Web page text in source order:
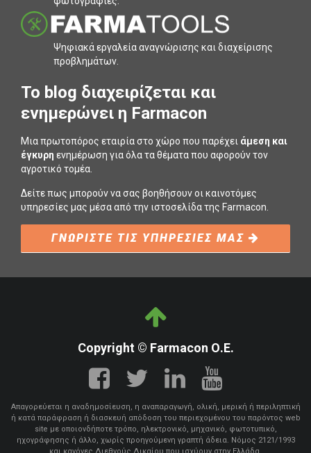
Ψηφιακά εργαλεία αναγνώρισης και διαχείρισης
προβληµάτων.
To blog διαχειρίζεται και
ενημερώνει η Farmacon
Μια πρωτοπόρος εταιρία στο χώρο που παρέχει άμεση και
έγκυρη ενημέρωση για όλα τα θέματα που αφορούν τον
αγροτικό τομέα.
Δείτε πως μπορούν να σας βοηθήσουν οι καινοτόμες
υπηρεσίες μας μέσα από την ιστοσελίδα της Farmacon.
ΓΝΩΡΙΣΤΕ ΤΙΣ ΥΠΗΡΕΣΙΕΣ ΜΑΣ
Copyright © Farmacon Ο.Ε.
Απαγορεύεται η αναδημοσίευση, η αναπαραγωγή, ολική, μερική ή περιληπτική
ή κατά παράφραση ή διασκευή απόδοση του περιεχομένου του παρόντος web
site με οποιονδήποτε τρόπο, ηλεκτρονικό, μηχανικό, φωτοτυπικό,
ηχογράφησης ή άλλο, χωρίς προηγούμενη γραπτή άδεια. Νόμος 2121/1993